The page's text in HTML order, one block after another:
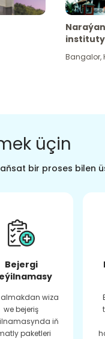
instituty
Bangalor,
üçin
bir proses
Bejergi
almakdan wiza
we bejeriş
iň
paketleri